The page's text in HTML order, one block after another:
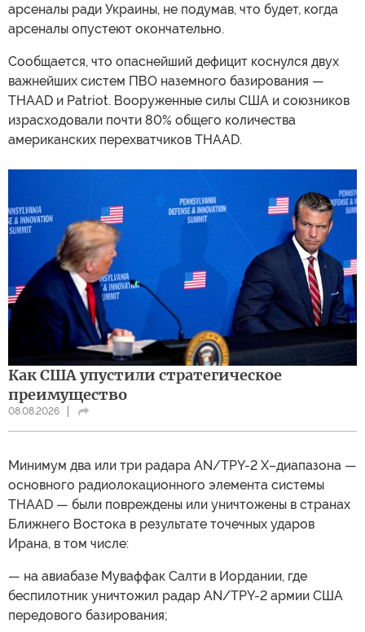
арсеналы ради Украины, не подумав, что будет, когда
арсеналы опустеют окончательно.
Сообщается, что опаснейший дефицит коснулся двух
важнейших систем ПВО наземного базирования —
THAAD и Patriot. Вооруженные силы США и союзников
израсходовали почти 80% общего количества
американских перехватчиков THAAD.
Как США упустили стратегическое
преимущество
08.08.2026
Минимум два или три радара AN/TPY-2 X–диапазона —
основного радиолокационного элемента системы
THAAD — были повреждены или уничтожены в странах
Ближнего Востока в результате точечных ударов
Ирана, в том числе:
— на авиабазе Муваффак Салти в Иордании, где
беспилотник уничтожил радар AN/TPY-2 армии США
передового базирования;